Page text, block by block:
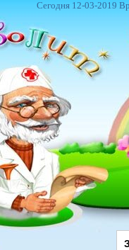
Сегодня 12-03-2019